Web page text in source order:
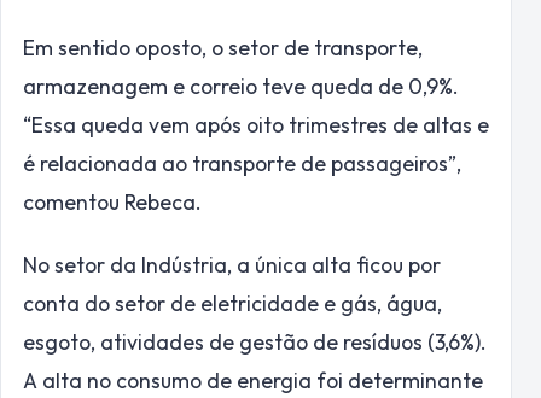
Em sentido oposto, o setor de transporte,
armazenagem e correio teve queda de 0,9%.
“Essa queda vem após oito trimestres de altas e
é relacionada ao transporte de passageiros”,
comentou Rebeca.
No setor da Indústria, a única alta ficou por
conta do setor de eletricidade e gás, água,
esgoto, atividades de gestão de resíduos (3,6%).
A alta no consumo de energia foi determinante